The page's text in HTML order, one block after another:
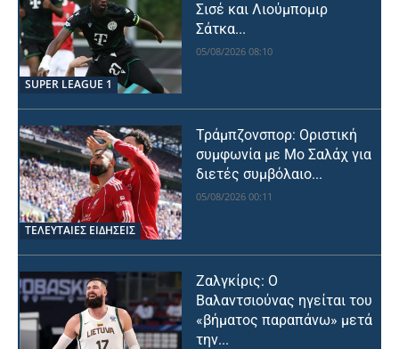
SUPER LEAGUE 1
Σισέ και Λιούμπομιρ
Σάτκα...
05/08/2026 08:10
ΤΕΛΕΥΤΑΙΕΣ ΕΙΔΗΣΕΙΣ
Τράμπζονσπορ: Οριστική
συμφωνία με Μο Σαλάχ για
διετές συμβόλαιο...
05/08/2026 00:11
Ζαλγκίρις: Ο
Βαλαντσιούνας ηγείται του
«βήματος παραπάνω» μετά
την...